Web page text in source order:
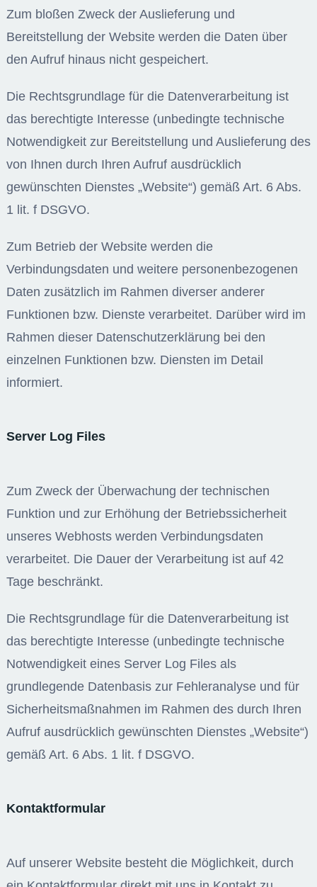
Zum bloßen Zweck der Auslieferung und
Bereitstellung der Website werden die Daten über
den Aufruf hinaus nicht gespeichert.
Die Rechtsgrundlage für die Datenverarbeitung ist
das berechtigte Interesse (unbedingte technische
Notwendigkeit zur Bereitstellung und Auslieferung des
von Ihnen durch Ihren Aufruf ausdrücklich
gewünschten Dienstes „Website“) gemäß Art. 6 Abs.
1 lit. f DSGVO.
Zum Betrieb der Website werden die
Verbindungsdaten und weitere personenbezogenen
Daten zusätzlich im Rahmen diverser anderer
Funktionen bzw. Dienste verarbeitet. Darüber wird im
Rahmen dieser Datenschutzerklärung bei den
einzelnen Funktionen bzw. Diensten im Detail
informiert.
Server Log Files
Zum Zweck der Überwachung der technischen
Funktion und zur Erhöhung der Betriebssicherheit
unseres Webhosts werden Verbindungsdaten
verarbeitet. Die Dauer der Verarbeitung ist auf 42
Tage beschränkt.
Die Rechtsgrundlage für die Datenverarbeitung ist
das berechtigte Interesse (unbedingte technische
Notwendigkeit eines Server Log Files als
grundlegende Datenbasis zur Fehleranalyse und für
Sicherheitsmaßnahmen im Rahmen des durch Ihren
Aufruf ausdrücklich gewünschten Dienstes „Website“)
gemäß Art. 6 Abs. 1 lit. f DSGVO.
Kontaktformular
Auf unserer Website besteht die Möglichkeit, durch